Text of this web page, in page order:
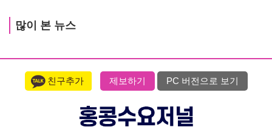
많이 본 뉴스
친구추가 제보하기 PC 버전으로 보기